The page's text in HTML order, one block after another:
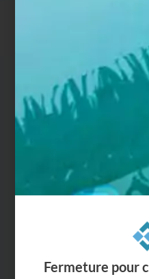
Demander un échantillon